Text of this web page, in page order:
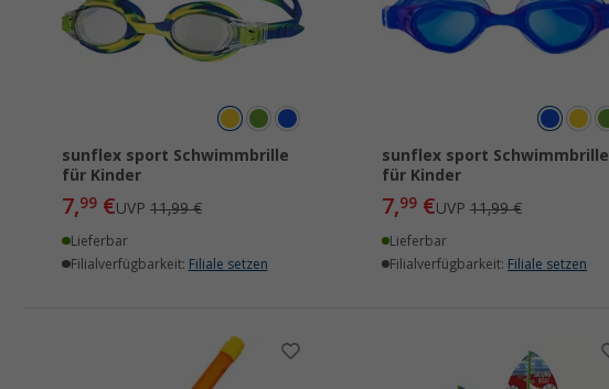
sunflex sport Schwimmbrille
für Kinder
7,99 €UVP11,99 €
Lieferbar
Filialverfügbarkeit: Filiale setzen
sunflex sport Schwimmbrille
für Kinder
7,99€UVP11,99 €
Lieferbar
Filialverfügbarkeit: Filiale setzen